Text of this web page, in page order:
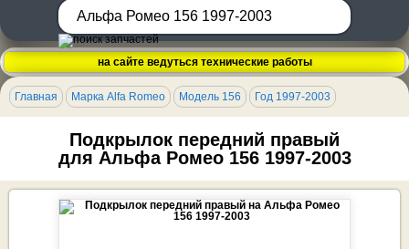
на сайте ведуться технические работы
Главная Марка Alfa Romeo Модель 156 Год 1997-2003
Подкрылок передний правый
для Альфа Ромео 156 1997-2003